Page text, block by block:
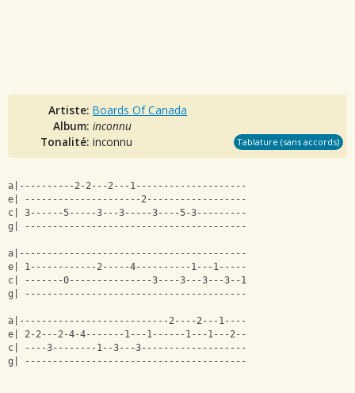
Artiste: Boards Of Canada
Album: inconnu
Tonalité: inconnu Tablature (sans accords)
a|----------2-2---2---1--------------------
e| ---------------------2------------------
c| 3------5-----3---3-----3----5-3---------
g| ----------------------------------------
a|-----------------------------------------
e| 1------------2-----4----------1---1-----
c| -------0---------------3----3---3---3--1
g| ----------------------------------------
a|---------------------------2----2---1----
e| 2-2---2-4-4-------1---1------1---1---2--
c| ----3--------1--3---3-------------------
g| ----------------------------------------